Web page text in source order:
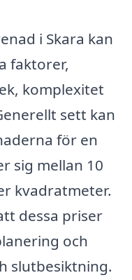
i Skara kan
faktorer,
komplexitet
sett kan
för en
sig mellan 10
kvadratmeter.
dessa priser
och
slutbesiktning.